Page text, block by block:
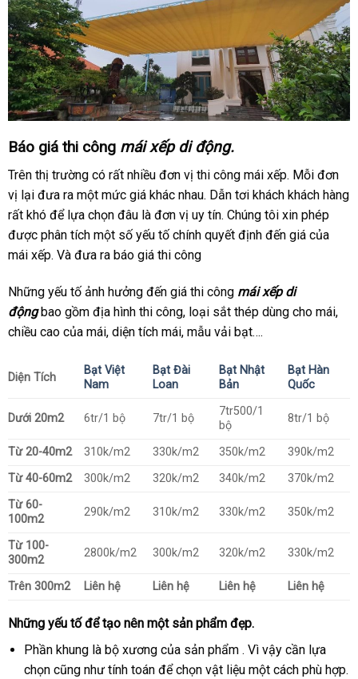
Báo giá thi công mái xếp di động.
Trên thị trường có rất nhiều đơn vị thi công mái xếp. Mỗi đơn
vị lại đưa ra một mức giá khác nhau. Dẫn tơi khách khách hàng
rất khó để lựa chọn đâu là đơn vị uy tín. Chúng tôi xin phép
được phân tích một số yếu tố chính quyết định đến giá của
mái xếp. Và đưa ra báo giá thi công
Những yếu tố ảnh hưởng đến giá thi công mái xếp di
độngbao gồm địa hình thi công, loại sắt thép dùng cho mái,
chiều cao của mái, diện tích mái, mẫu vải bạt….
Diện Tích
Bạt Việt
Nam
Bạt Đài
Loan
Bạt Nhật
Bản
Bạt Hàn
Quốc
Dưới 20m2 6tr/1 bộ 7tr/1 bộ
7tr500/1
bộ
8tr/1 bộ
Từ 20-40m2 310k/m2 330k/m2 350k/m2
390k/m2
Từ 40-60m2
300k/m2 320k/m2 340k/m2
370k/m2
Từ 60-
100m2
290k/m2 310k/m2 330k/m2 350k/m2
Từ 100-
300m2
2800k/m2 300k/m2 320k/m2 330k/m2
Trên 300m2 Liên hệ Liên hệ Liên hệ Liên hệ
Những yếu tố để tạo nên một sản phẩm đẹp.
Phần khung là bộ xương của sản phẩm . Vì vậy cần lựa
chọn cũng như tính toán để chọn vật liệu một cách phù hợp.